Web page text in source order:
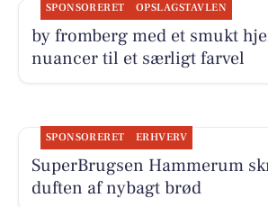
SPONSORERET OPSLAGSTAVLEN
by fromberg med et smukt
nuancer til et særligt farvel
SPONSORERET ERHVERV
SuperBrugsen Hammerum
duften af nybagt brød